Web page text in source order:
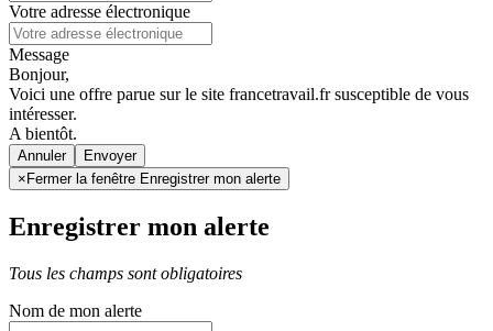
Votre adresse électronique
Message
Bonjour,
Voici une offre parue sur le site francetravail.fr susceptible de vous
intéresser.
A bientôt.
Annuler
× Fermer la fenêtre Enregistrer mon alerte
Enregistrer mon alerte
Tous les champs sont obligatoires
Nom de mon alerte